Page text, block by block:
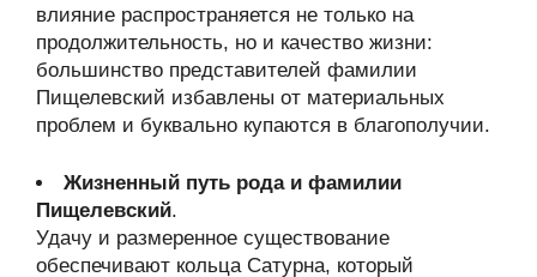
влияние распространяется не только на
продолжительность, но и качество жизни:
большинство представителей фамилии
Пищелевский избавлены от материальных
проблем и буквально купаются в благополучии.
Жизненный путь рода и фамилии
Пищелевский.
Удачу и размеренное существование
обеспечивают кольца Сатурна, который